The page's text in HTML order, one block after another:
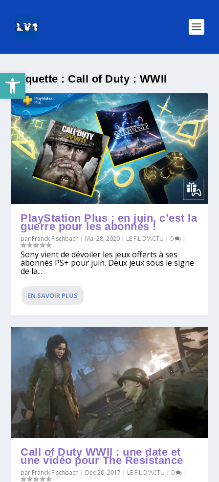
Ouvrir la barre d’outilsÉtiquette : Call of Duty : WWII
PlayStation Plus : en juin, c’est la
guerre pour les abonnés !
par Franck Fischbach | Mai 28, 2020 | LE FIL D'ACTU | 0 |
Sony vient de dévoiler les jeux offerts à ses
abonnés PS+ pour juin. Deux jeux sous le signe
de la...
EN SAVOIR PLUS
Call of Duty WWII : une date et
une vidéo pour The Resistance
par Franck Fischbach | Déc 20, 2017 | LE FIL D'ACTU | 0 |